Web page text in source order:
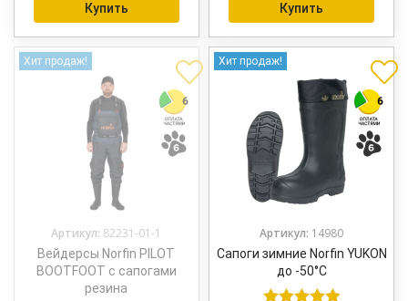
Купить Купить
Хит продаж!
Артикул: 82231-01-1
Вейдерсы Norfin PILOT
BOOTFOOT с сапогами
резина
Хит продаж!
Артикул: 14980
Сапоги зимние Norfin YUKON
до -50°С